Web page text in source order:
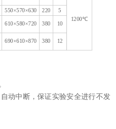
1200℃
550×570×630 220
5
610×580×720 380 10
690×610×870 380 12
动中断，保证实验安全进行不发